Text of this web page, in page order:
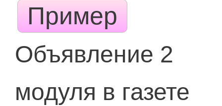
Пример
Объявление 2
модуля в газете